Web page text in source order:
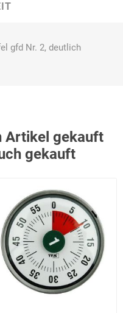
gfd Nr. 2, deutlich
Artikel gekauft
gekauft